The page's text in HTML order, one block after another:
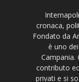
cronaca,
Fondato da
è uno
Campania.
contributo
privati e si